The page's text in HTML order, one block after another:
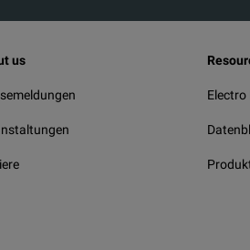
us
Electro